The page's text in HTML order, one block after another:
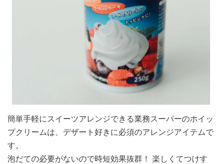
簡単手軽にスイーツアレンジできる業務スーパーのホイッ
プクリームは、デザート好きに必須のアレンジアイテムで
す。
泡だての必要がないので時短効果抜群！ 楽しくてつけす